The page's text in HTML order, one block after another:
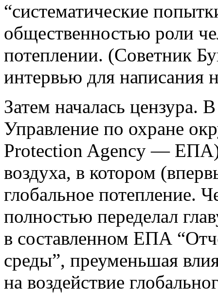
“систематические
общественностью роли
потеплении. (Советник
интервью для написания
Затем началась цензура.
Управление по охране
Protection Agency — ЕПА)
воздуха, в котором
глобальное потепление.
полностью переделал
в составленном ЕПА
среды”, преуменьшая
на воздействие